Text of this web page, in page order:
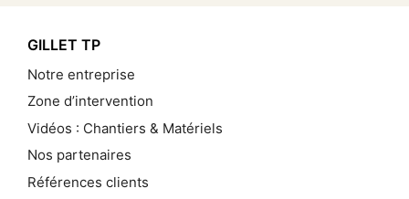
GILLET TP
Notre entreprise
Zone d’intervention
Vidéos : Chantiers & Matériels
Nos partenaires
Références clients